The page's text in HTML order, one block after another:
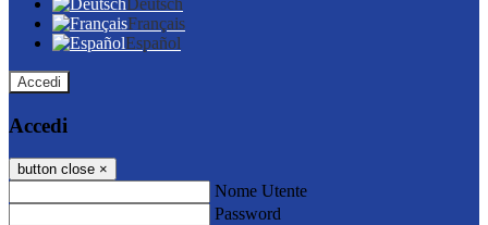
Deutsch
Français
Español
Accedi
Accedi
button close ×
Nome Utente
Password